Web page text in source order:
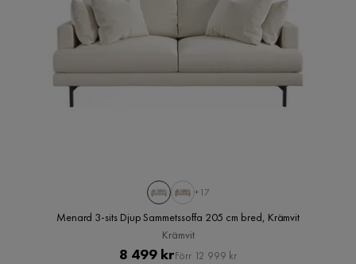
+17
Menard 3-sits Djup Sammetssoffa 205 cm bred, Krämvit
Krämvit
Pris
8 499 krOriginal
Förr 12 999 kr